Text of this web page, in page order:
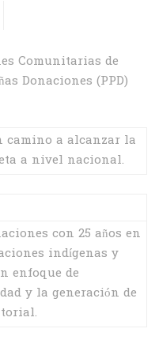
Comunitarias de
Donaciones (PPD)
camino a alcanzar la
a nivel nacional.
con 25 años en
indígenas y
enfoque de
y la generación de